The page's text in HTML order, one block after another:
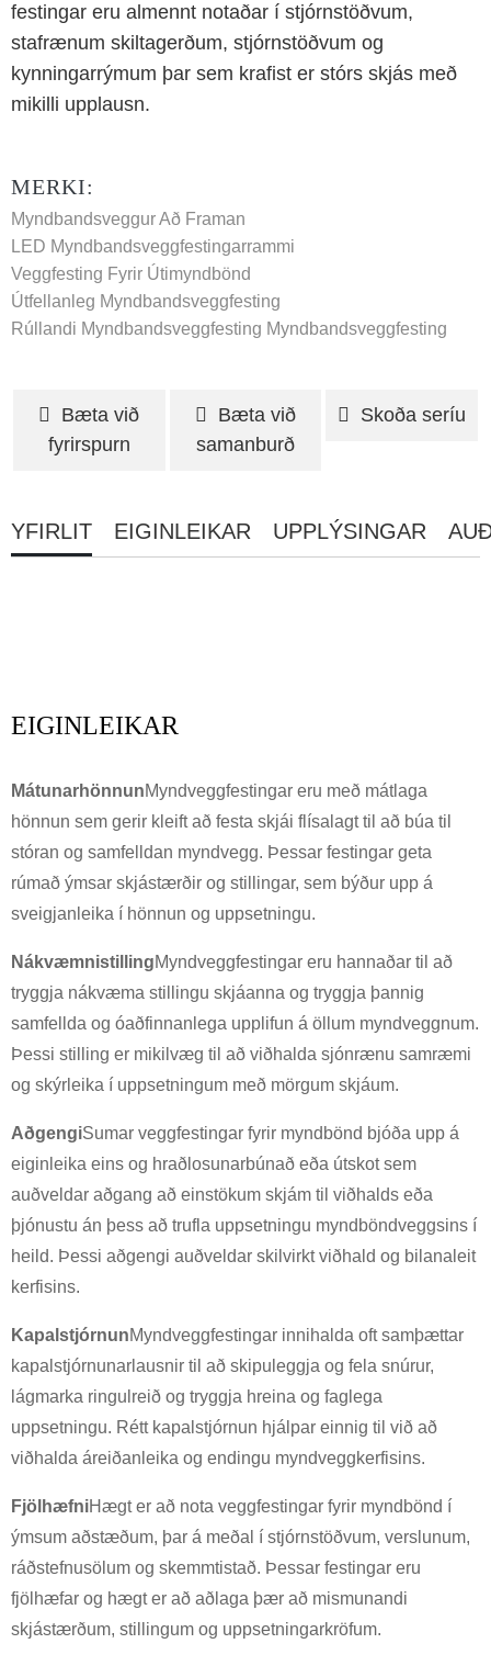
festingar eru almennt notaðar í stjórnstöðvum,
stafrænum skiltagerðum, stjórnstöðvum og
kynningarrýmum þar sem krafist er stórs skjás með
mikilli upplausn.
MERKI:
Myndbandsveggur Að Framan
LED Myndbandsveggfestingarrammi
Veggfesting Fyrir Útimyndbönd
Útfellanleg Myndbandsveggfesting
Rúllandi Myndbandsveggfesting Myndbandsveggfesting
Bæta við
fyrirspurn
Bæta við
samanburð
Skoða seríu
YFIRLIT EIGINLEIKAR UPPLÝSINGAR
EIGINLEIKAR
MátunarhönnunMyndveggfestingar eru með mátlaga
hönnun sem gerir kleift að festa skjái flísalagt til að búa til
stóran og samfelldan myndvegg. Þessar festingar geta
rúmað ýmsar skjástærðir og stillingar, sem býður upp á
sveigjanleika í hönnun og uppsetningu.
NákvæmnistillingMyndveggfestingar eru hannaðar til að
tryggja nákvæma stillingu skjáanna og tryggja þannig
samfellda og óaðfinnanlega upplifun á öllum myndveggnum.
Þessi stilling er mikilvæg til að viðhalda sjónrænu samræmi
og skýrleika í uppsetningum með mörgum skjáum.
AðgengiSumar veggfestingar fyrir myndbönd bjóða upp á
eiginleika eins og hraðlosunarbúnað eða útskot sem
auðveldar aðgang að einstökum skjám til viðhalds eða
þjónustu án þess að trufla uppsetningu myndböndveggsins í
heild. Þessi aðgengi auðveldar skilvirkt viðhald og bilanaleit
kerfisins.
KapalstjórnunMyndveggfestingar innihalda oft samþættar
kapalstjórnunarlausnir til að skipuleggja og fela snúrur,
lágmarka ringulreið og tryggja hreina og faglega
uppsetningu. Rétt kapalstjórnun hjálpar einnig til við að
viðhalda áreiðanleika og endingu myndveggkerfisins.
FjölhæfniHægt er að nota veggfestingar fyrir myndbönd í
ýmsum aðstæðum, þar á meðal í stjórnstöðvum, verslunum,
ráðstefnusölum og skemmtistað. Þessar festingar eru
fjölhæfar og hægt er að aðlaga þær að mismunandi
skjástærðum, stillingum og uppsetningarkröfum.
Ég er
Viðskiptavinur CHARM
×
STAÐFESTU AÐILI ÞÍNA
Vinsamlegast sláðu inn núverandi vinnunetfang þitt hér að
SENDA INN BEIÐNI